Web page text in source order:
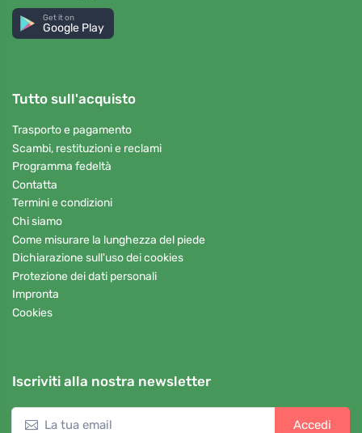
Get it on
Google Play
Tutto sull'acquisto
Trasporto e pagamento
Scambi, restituzioni e reclami
Programma fedeltà
Contatta
Termini e condizioni
Chi siamo
Come misurare la lunghezza del piede
Dichiarazione sull'uso dei cookies
Protezione dei dati personali
Impronta
Cookies
Iscriviti alla nostra newsletter
Accedi